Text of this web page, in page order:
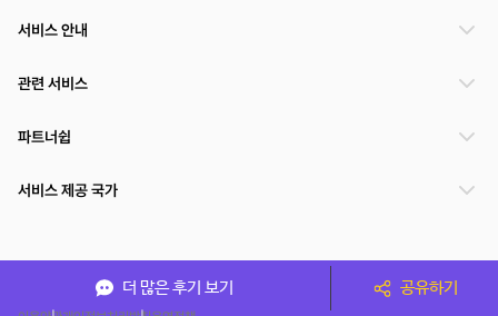
더 많은 후기 보기 공유하기
서비스 안내
관련 서비스
파트너쉽
서비스 제공 국가